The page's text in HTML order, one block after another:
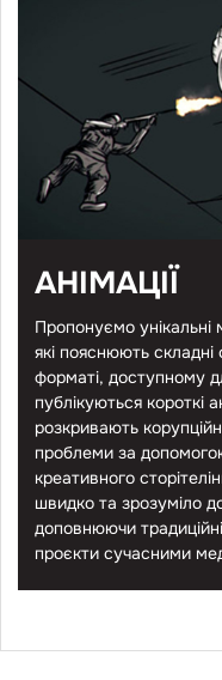
АНІМАЦІЇ
Пропонуємо унікальні
які пояснюють складні
форматі, доступному
публікуються короткі
розкривають
проблеми за допомогою
креативного
швидко та зрозуміло
доповнюючи
проєкти сучасними